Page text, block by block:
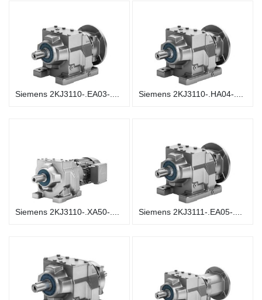
Siemens 2KJ3110-.EA03-.... Siemens 2KJ3110-.HA04-....
Siemens 2KJ3110-.XA50-.... Siemens 2KJ3111-.EA05-....